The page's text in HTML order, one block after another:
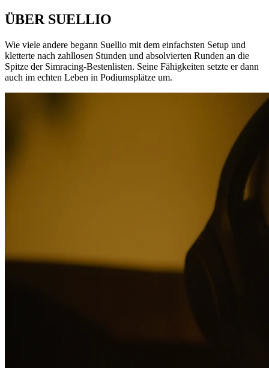
ÜBER SUELLIO
Wie viele andere begann Suellio mit dem einfachsten Setup und
kletterte nach zahllosen Stunden und absolvierten Runden an die
Spitze der Simracing-Bestenlisten. Seine Fähigkeiten setzte er dann
auch im echten Leben in Podiumsplätze um.